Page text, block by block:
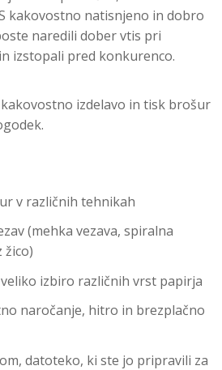
kakovostno natisnjeno in dobro
naredili dober vtis pri
izstopali pred konkurenco.
izdelavo in tisk brošur
v različnih tehnikah
(mehka vezava, spiralna
žico)
izbiro različnih vrst papirja
naročanje, hitro in brezplačno
datoteko, ki ste jo pripravili za